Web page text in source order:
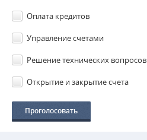
Оплата кредитов
Управление счетами
Решение технических вопросов
Открытие и закрытие счета